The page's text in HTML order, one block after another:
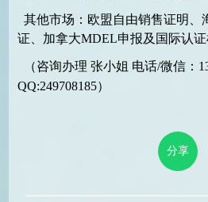
其他市场：欧盟自由销售证明、
证、加拿大MDEL申报及国际认
（咨询办理 张小姐 电话/微信：
QQ:249708185）
分享